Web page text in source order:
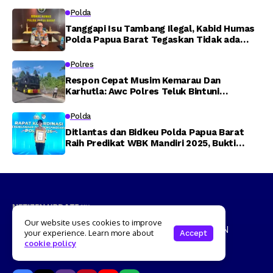
Polda
Tanggapi Isu Tambang Ilegal, Kabid Humas
Polda Papua Barat Tegaskan Tidak ada
Polres
Respon Cepat Musim Kemarau Dan
Karhutla: Awc Polres Teluk Bintuni
Tuasai
Polda
Ditlantas dan Bidkeu Polda Papua Barat
Raih Predikat WBK Mandiri 2025, Bukti
PT. PITAJAYA NUSANTARA GROUP, SK.KEMENTRIAN
HUKUM REPUBLIK INDONESIA NOMOR : AHU-
029577.AH.01.30.TAHUN 2025,
Our website uses cookies to improve
your experience. Learn more about
cookie policy
Accept